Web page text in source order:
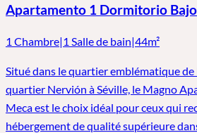
Apartamento 1 Dormitorio Bajo
1 Chambre|1 Salle de bain|44m²
Situé dans le quartier emblématique
quartier Nervión à Séville, le Magno
Meca est le choix idéal pour ceux qui
hébergement de qualité supérieure